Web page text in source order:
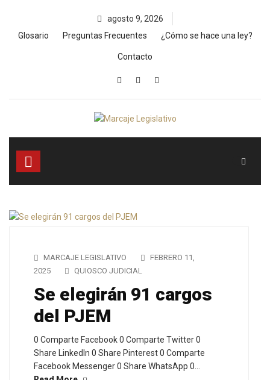
content
agosto 9, 2026
Glosario
Preguntas Frecuentes ¿Cómo se hace una ley?
Contacto
MARCAJE LEGISLATIVO
FEBRERO 11,
2025
QUIOSCO JUDICIAL
Se elegirán 91 cargos
del PJEM
0 Comparte Facebook 0 Comparte Twitter 0
Share LinkedIn 0 Share Pinterest 0 Comparte
Facebook Messenger 0 Share WhatsApp 0…